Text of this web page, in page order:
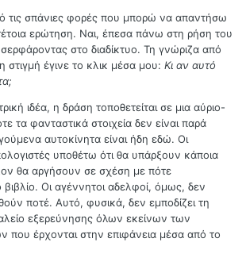
τις σπάνιες φορές που μπορώ να απαντήσω
ερώτηση. Ναι, έπεσα πάνω στη ρήση του
στο διαδίκτυο. Τη γνώριζα από
στιγμή έγινε το κλικ μέσα μου: Κι αν αυτό
ιδέα, η δράση τοποθετείται σε μια αύριο-
τα φανταστικά στοιχεία δεν είναι παρά
αυτοκίνητα είναι ήδη εδώ. Οι
υποθέτω ότι θα υπάρξουν κάποια
θα αργήσουν σε σχέση με πότε
βιβλίο. Οι αγέννητοι αδελφοί, όμως, δεν
ποτέ. Αυτό, φυσικά, δεν εμποδίζει τη
εξερεύνησης όλων εκείνων των
που έρχονται στην επιφάνεια μέσα από το